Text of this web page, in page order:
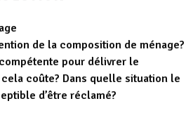
de la composition de ménage?
pour délivrer le
coûte? Dans quelle situation le
d’être réclamé?